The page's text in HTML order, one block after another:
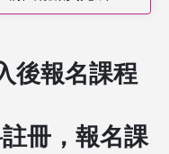
後報名課程
冊，報名課